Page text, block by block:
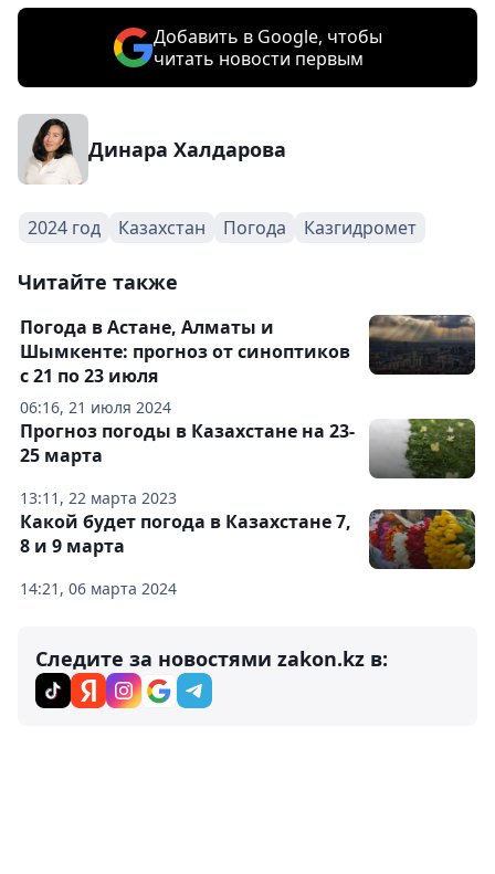
Добавить в Google, чтобы
читать новости первым
Динара Халдарова
2024 год Казахстан Погода Казгидромет
Читайте также
06:16, 21 июля 2024
Погода в Астане, Алматы и
Шымкенте: прогноз от синоптиков
с 21 по 23 июля
13:11, 22 марта 2023
Прогноз погоды в Казахстане на 23-
25 марта
14:21, 06 марта 2024
Какой будет погода в Казахстане 7,
8 и 9 марта
Следите за новостями zakon.kz в: